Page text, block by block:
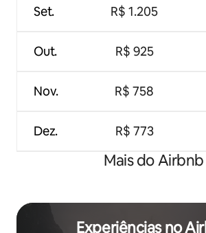
Set.
Out.
Nov.
Dez.
R$ 1.205
R$ 925
R$ 758
R$ 773
Mais do Airbnb
Experiências no